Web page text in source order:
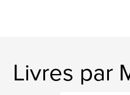
Livres par